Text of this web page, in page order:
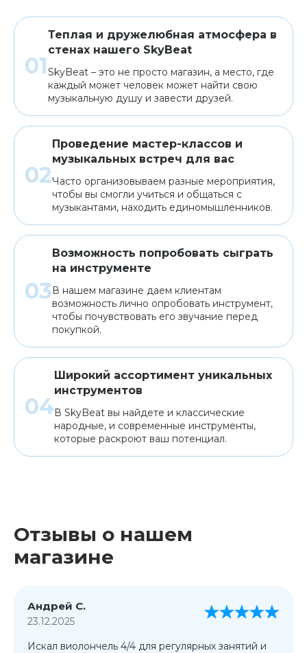
Теплая и дружелюбная атмосфера в
стенах нашего SkyBeat
SkyBeat – это не просто магазин, а место, где
каждый может человек может найти свою
музыкальную душу и завести друзей.
Проведение мастер-классов и
музыкальных встреч для вас
Часто организовываем разные мероприятия,
чтобы вы смогли учиться и общаться с
музыкантами, находить единомышленников.
Возможность попробовать сыграть
на инструменте
В нашем магазине даем клиентам
возможность лично опробовать инструмент,
чтобы почувствовать его звучание перед
покупкой.
Широкий ассортимент уникальных
инструментов
В SkyBeat вы найдете и классические
народные, и современные инструменты,
которые раскроют ваш потенциал.
Отзывы о нашем
магазине
Андрей С.
23.12.2025
Искал виолончель 4/4 для регулярных занятий и